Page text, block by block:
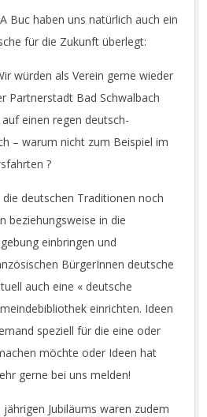
Buc haben uns natürlich auch ein
für die Zukunft überlegt:
würden als Verein gerne wieder
Partnerstadt Bad Schwalbach
einen regen deutsch-
– warum nicht zum Beispiel im
?
deutschen Traditionen noch
beziehungsweise in die
einbringen und
BürgerInnen deutsche
auch eine « deutsche
einrichten. Ideen
speziell für die eine oder
möchte oder Ideen hat
gerne bei uns melden!
Jubiläums waren zudem